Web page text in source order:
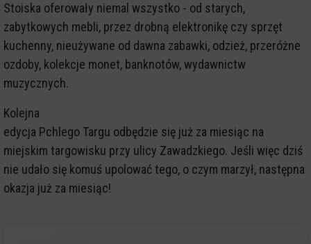
Stoiska oferowały niemal wszystko - od starych,
zabytkowych mebli, przez drobną elektronikę czy sprzęt
kuchenny, nieużywane od dawna zabawki, odzież, przeróżne
ozdoby, kolekcje monet, banknotów, wydawnictw
muzycznych.
Kolejna
edycja Pchlego Targu odbędzie się już za miesiąc na
miejskim targowisku przy ulicy Zawadzkiego. Jeśli więc dziś
nie udało się komuś upolować tego, o czym marzył, następna
okazja już za miesiąc!